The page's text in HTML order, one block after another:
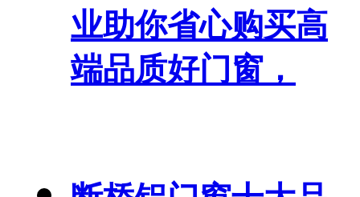
业助你省心购买高
端品质好门窗，